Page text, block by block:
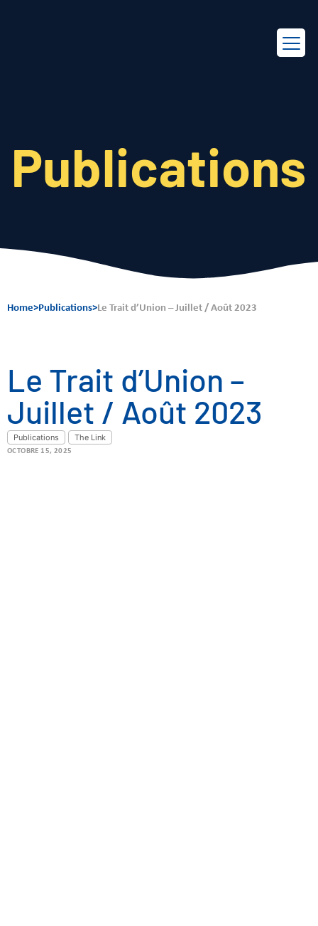
Publications
Home>Publications>Le Trait d’Union – Juillet / Août 2023
Le Trait d’Union –
Juillet / Août 2023
Publications The Link
OCTOBRE 15, 2025